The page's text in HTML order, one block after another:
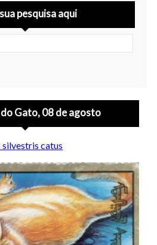
pesquisa aqui
Gato, 08 de agosto
silvestris catus